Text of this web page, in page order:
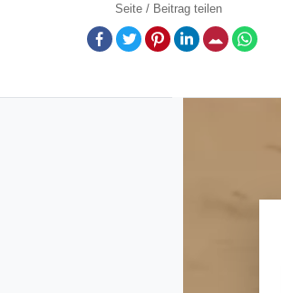
Seite / Beitrag teilen
Facebook
TwitterPinterestLinkedInE-Mail